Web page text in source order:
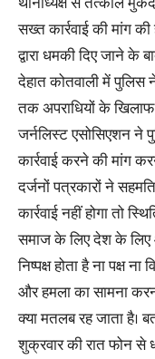
सख्त कार्रवाई की मांग
द्वारा धमकी दिए जाने के
देहात कोतवाली में
तक अपराधियों के
जर्नलिस्ट एसोसिएशन ने
कार्रवाई करने की मांग
दर्जनों पत्रकारों ने
कार्रवाई नहीं होगा तो
समाज के लिए देश के लिए
निष्पक्ष होता है ना पक्ष
और हमला का सामना
क्या मतलब रह जाता है।
शुक्रवार की रात फोन से